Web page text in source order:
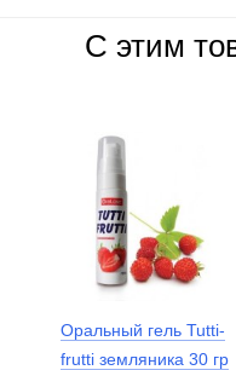
С этим
Оральный гель Tutti-
frutti земляника 30 гр